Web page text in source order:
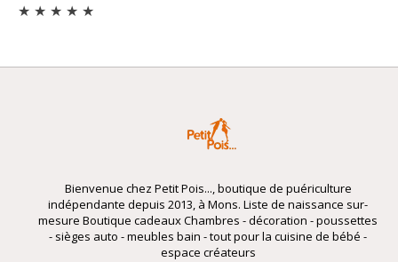
★ ★ ★ ★ ★
Bienvenue chez Petit Pois..., boutique de puériculture
indépendante depuis 2013, à Mons. Liste de naissance sur-
mesure Boutique cadeaux Chambres - décoration - poussettes
- sièges auto - meubles bain - tout pour la cuisine de bébé -
espace créateurs